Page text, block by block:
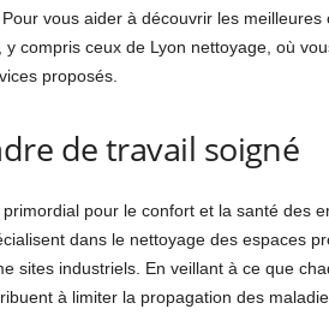
vous aider à découvrir les meilleures
y compris ceux de Lyon nettoyage, où
proposés.
de travail soigné
pour le confort et la santé des
dans le nettoyage des espaces
sites industriels. En veillant à ce que
à limiter la propagation des